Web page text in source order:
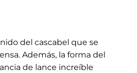
del cascabel que se
Además, la forma del
de lance increíble